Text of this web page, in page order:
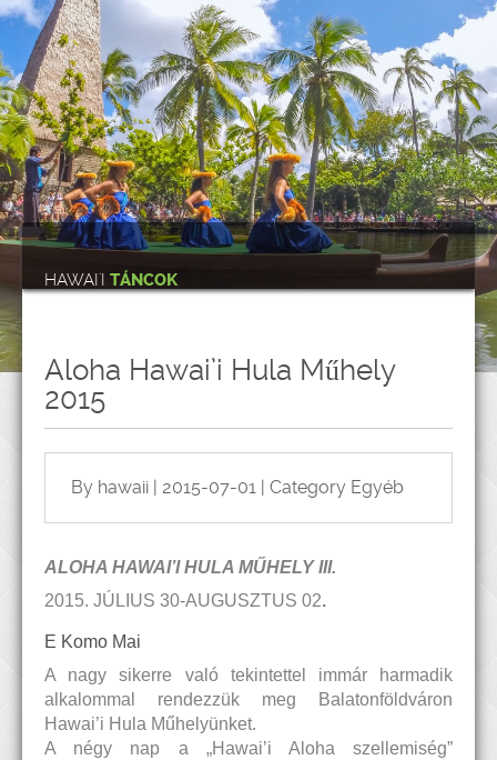
HAWAI'I TÁNCOK
Aloha Hawai’i Hula Műhely
2015
By hawaii | 2015-07-01 | Category Egyéb
ALOHA HAWAI’I HULA MŰHELY III.
2015. JÚLIUS 30-AUGUSZTUS 02.
E Komo Mai
A nagy sikerre való tekintettel immár harmadik
alkalommal rendezzük meg Balatonföldváron
Hawai’i Hula Műhelyünket.
A négy nap a „Hawai’i Aloha szellemiség”